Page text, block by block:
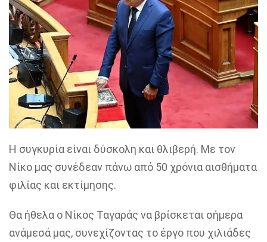
Η συγκυρία είναι δύσκολη και θλιβερή. Με τον
Νίκο μας συνέδεαν πάνω από 50 χρόνια αισθήματα
φιλίας και εκτίμησης.
Θα ήθελα ο Νίκος Ταγαράς να βρίσκεται σήμερα
ανάμεσά μας, συνεχίζοντας το έργο που χιλιάδες